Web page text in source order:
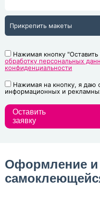
Прикрепить макеты
Нажимая кнопку "Оставить
обработку персональных
конфиденциальности
Нажимая на кнопку, я даю
информационных и
Оставить
заявку
Оформление и